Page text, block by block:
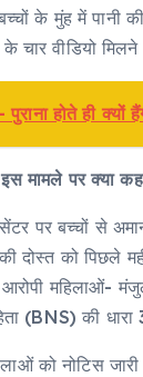
के मुंह में पानी
के चार वीडियो
पुराना होते ही
मामले पर क्या
पर बच्चों से
की दोस्त को पिछले
महिलाओं-
(BNS) की
को नोटिस